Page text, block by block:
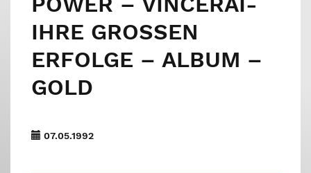
IHRE GROSSEN E
RFOLGE – ALBUM – G
OLD
07.05.1992